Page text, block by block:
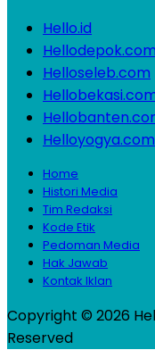
Hello.id
Hellodepok.com
Helloseleb.com
Helloyogya.com
Home
Histori Media
Tim Redaksi
Kode Etik
Pedoman Media
Hak Jawab
Kontak Iklan
Copyright © 2026
Reserved